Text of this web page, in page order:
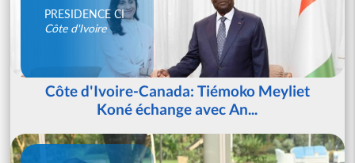
PRESIDENCE CI
Côte d'Ivoire
Côte d'Ivoire-Canada: Tiémoko Meyliet
Koné échange avec An...